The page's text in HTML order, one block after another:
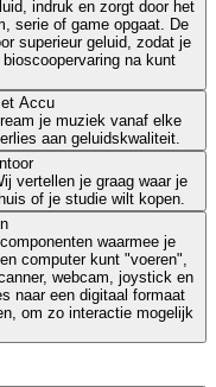
indruk en zorgt door het
serie of game opgaat. De
superieur geluid, zodat je
na kunt
Accu
je muziek vanaf elke
aan geluidskwaliteit.
vertellen je graag waar je
of je studie wilt kopen.
waarmee je
computer kunt "voeren",
webcam, joystick en
naar een digitaal formaat
om zo interactie mogelijk